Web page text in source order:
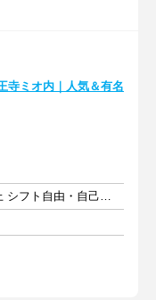
寺ミオ内｜人気＆有名
週2日以上 1日3時間以上 シフト自由・自己申告